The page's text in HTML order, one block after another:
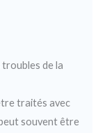
de la
traités avec
souvent être